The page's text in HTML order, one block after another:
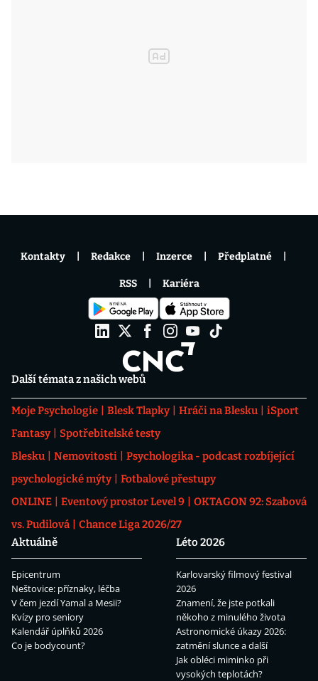
Další témata z našich webů
Moje Psychologie Blesk Tlapky Hráči na Blesku
iSport
Fantasy
Spotřebitelské testy
Blesku
Nemovitosti
Psychologika - podcast rozbíjející
psychologické mýty
Fotbalové přestupy
ONLINE
Eventový prostor Level 9
OKTAGON 92: Szabová
vs. Pudilová
Chance Liga 2026/27
Aktuálně
Epicentrum
Neštovice: příznaky, léčba
V čem jezdí Yamal a Mesii?
Kvízy pro seniory
Kalendář úplňků 2026
Co je bodycount?
Léto 2026
Karlovarský filmový festival
2026
Znamení, že jste potkali
někoho z minulého života
Astronomické úkazy 2026:
zatmění slunce a další
Jak obléci miminko při
vysokých teplotách?
Kontakty Redakce Inzerce Předplatné
RSS Kariéra